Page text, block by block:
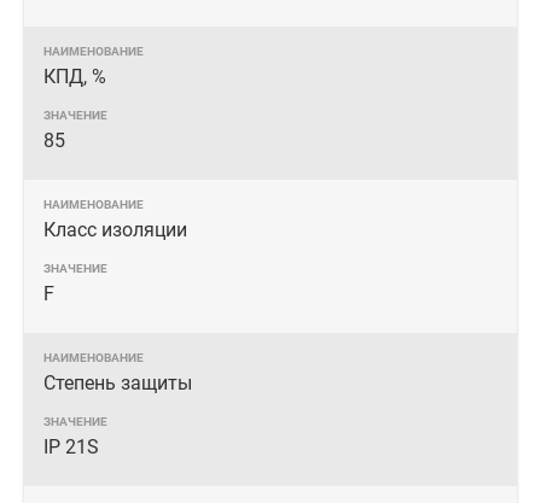
КПД, %
85
Класс изоляции
F
Степень защиты
IP 21S